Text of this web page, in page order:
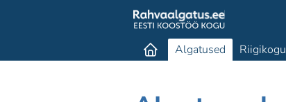
Algatused Riigikogu